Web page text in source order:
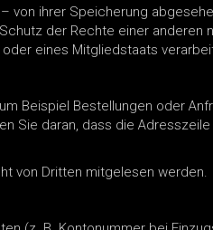
von ihrer Speicherung
der Rechte einer anderen
eines Mitgliedstaats
Beispiel Bestellungen oder
Sie daran, dass die
von Dritten mitgelesen werden.